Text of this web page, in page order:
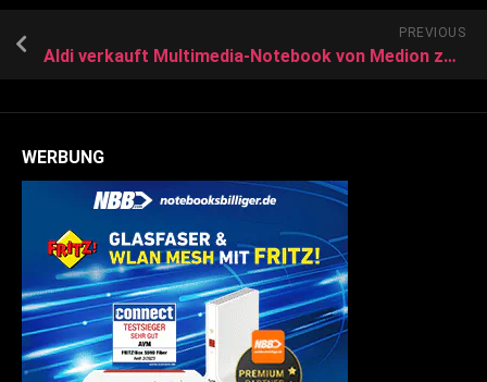
PREVIOUS
Aldi verkauft Multimedia-Notebook von Medion zum Spitzenpreis
WERBUNG